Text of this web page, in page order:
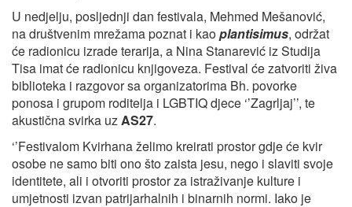
U nedjelju, posljednji dan festivala, Mehmed Mešanović,
na društvenim mrežama poznat i kaoplantisimus, održat
će radionicu izrade terarija, a Nina Stanarević iz Studija
Tisa imat će radionicu knjigoveza. Festival će zatvoriti živa
biblioteka i razgovor sa organizatorima Bh. povorke
ponosa i grupom roditelja i LGBTIQ djece ‘’Zagrljaj’’, te
akustična svirka uzAS27.
‘’Festivalom Kvirhana želimo kreirati prostor gdje će kvir
osobe ne samo biti ono što zaista jesu, nego i slaviti svoje
identitete, ali i otvoriti prostor za istraživanje kulture i
umjetnosti izvan patrijarhalnih i binarnih normi. Iako je